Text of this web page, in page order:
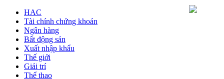
HAC
Tài chính chứng khoán
Ngân hàng
Bất động sản
Xuất nhập khẩu
Thế giới
Giải trí
Thể thao